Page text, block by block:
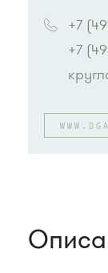
или до
+7
+7